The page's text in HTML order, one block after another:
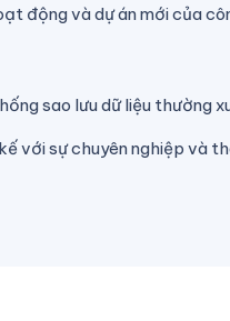
động và dự án mới của
sao lưu dữ liệu thường
với sự chuyên nghiệp và